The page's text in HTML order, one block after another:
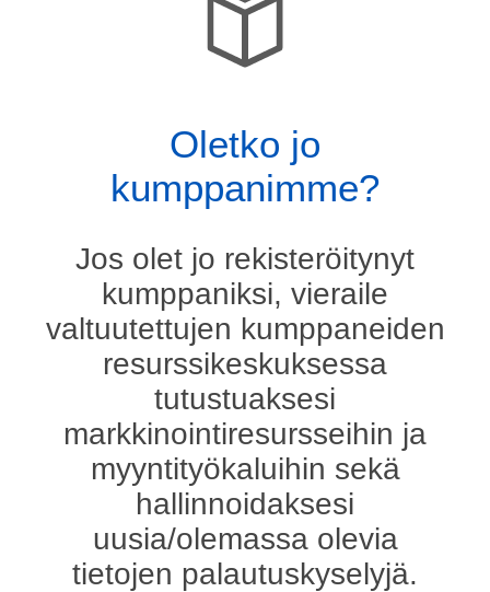
Oletko jo
kumppanimme?
Jos olet jo rekisteröitynyt
kumppaniksi, vieraile
valtuutettujen kumppaneiden
resurssikeskuksessa
tutustuaksesi
markkinointiresursseihin ja
myyntityökaluihin sekä
hallinnoidaksesi
uusia/olemassa olevia
tietojen palautuskyselyjä.